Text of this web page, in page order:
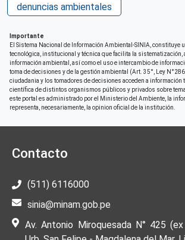
denuncias ambientales
Importante
El Sistema Nacional de Información Ambiental-SINIA, constituye
tecnológica, institucional y técnica que facilita la sistematización,
información ambiental, así como el uso e intercambio de
toma de decisiones y de la gestión ambiental (Art. 35°, Ley
ciudadania y los tomadores de decisiones acceden a información
científica de distintos organismos públicos y privados sobre
este portal es administrado por el Ministerio del Ambiente, la
representa, necesariamente, la opinion oficial de la institución.
Contacto
(511) 6116000
sinia@minam.gob.pe
Av. Antonio Miroquesada N° 425